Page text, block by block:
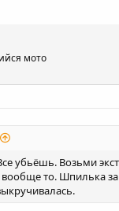
мото
убьёшь. Возьми
вообще то. Шпилька